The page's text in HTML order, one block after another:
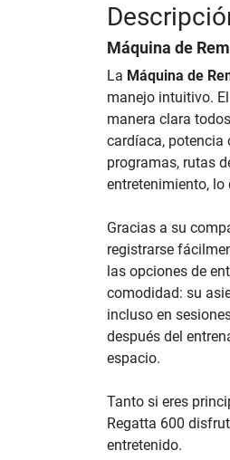
Máquina de
La Máquina de
manejo intuitivo.
manera clara
cardíaca, potencia
programas, rutas
entretenimiento,
Gracias a su
registrarse
las opciones de
comodidad: su
incluso en
después del
espacio.
Tanto si eres
Regatta 600
entretenido.